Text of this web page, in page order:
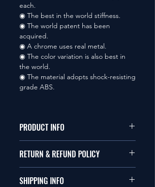
each.
◉ The best in the world stiffness.
◉ The world patent has been
acquired.
◉ A chrome uses real metal.
◉ The color variation is also best in
the world.
◉ The material adopts shock-resisting
grade ABS.
PRODUCT INFO
本品は1/10サイズのラジオコント
This items fit in with 1/10 sizes of
RETURN & REFUND POLICY
商品に明らかな欠陥がないかぎり
SHIPPING INFO